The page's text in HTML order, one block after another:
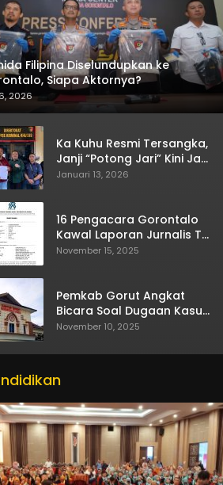
Filipina Diselundupkan ke
Siapa Aktornya?
2026
Ka Kuhu Resmi Tersangka,
Janji “Potong Jari” Kini Jadi
Bumerang
Januari 13, 2026
16 Pengacara Gorontalo
Kawal Laporan Jurnalis TV
One
November 15, 2025
Pemkab Gorut Angkat
Bicara Soal Dugaan Kasus
Asusila Oknum ASN
November 10, 2025